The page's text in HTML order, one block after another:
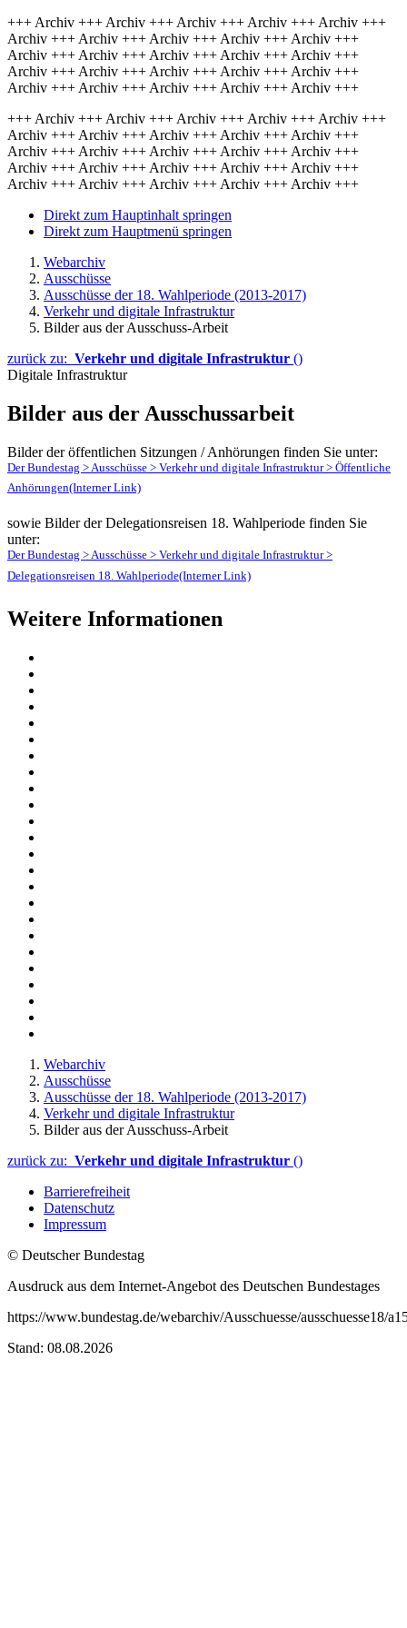
+++ Archiv +++ Archiv +++ Archiv +++ Archiv +++ Archiv +++
Archiv +++ Archiv +++ Archiv +++ Archiv +++ Archiv +++
Archiv +++ Archiv +++ Archiv +++ Archiv +++ Archiv +++
Archiv +++ Archiv +++ Archiv +++ Archiv +++ Archiv +++
Archiv +++ Archiv +++ Archiv +++ Archiv +++ Archiv +++
+++ Archiv +++ Archiv +++ Archiv +++ Archiv +++ Archiv +++
Archiv +++ Archiv +++ Archiv +++ Archiv +++ Archiv +++
Archiv +++ Archiv +++ Archiv +++ Archiv +++ Archiv +++
Archiv +++ Archiv +++ Archiv +++ Archiv +++ Archiv +++
Archiv +++ Archiv +++ Archiv +++ Archiv +++ Archiv +++
Direkt zum Hauptinhalt springen
Direkt zum Hauptmenü springen
Webarchiv
Ausschüsse
Ausschüsse der 18. Wahlperiode (2013-2017)
Verkehr und digitale Infrastruktur
Bilder aus der Ausschuss-Arbeit
zurück zu: Verkehr und digitale Infrastruktur ()
Digitale Infrastruktur
Bilder aus der Ausschussarbeit
Bilder der öffentlichen Sitzungen / Anhörungen finden Sie unter:
Der Bundestag > Ausschüsse > Verkehr und digitale Infrastruktur > Öffentliche
Anhörungen(Interner Link)
sowie Bilder der Delegationsreisen 18. Wahlperiode finden Sie
unter:
Der Bundestag > Ausschüsse > Verkehr und digitale Infrastruktur >
Delegationsreisen 18. Wahlperiode(Interner Link)
Weitere Informationen
Webarchiv
Ausschüsse
Ausschüsse der 18. Wahlperiode (2013-2017)
Verkehr und digitale Infrastruktur
Bilder aus der Ausschuss-Arbeit
zurück zu: Verkehr und digitale Infrastruktur ()
Barrierefreiheit
Datenschutz
Impressum
© Deutscher Bundestag
Ausdruck aus dem Internet-Angebot des Deutschen Bundestages
https://www.bundestag.de/webarchiv/Ausschuesse/ausschuesse18/
Stand: 08.08.2026